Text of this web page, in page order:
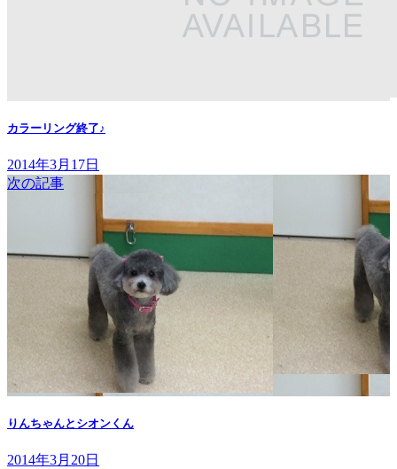
カラーリング終了♪
2014年3月17日
次の記事
りんちゃんとシオンくん
2014年3月20日